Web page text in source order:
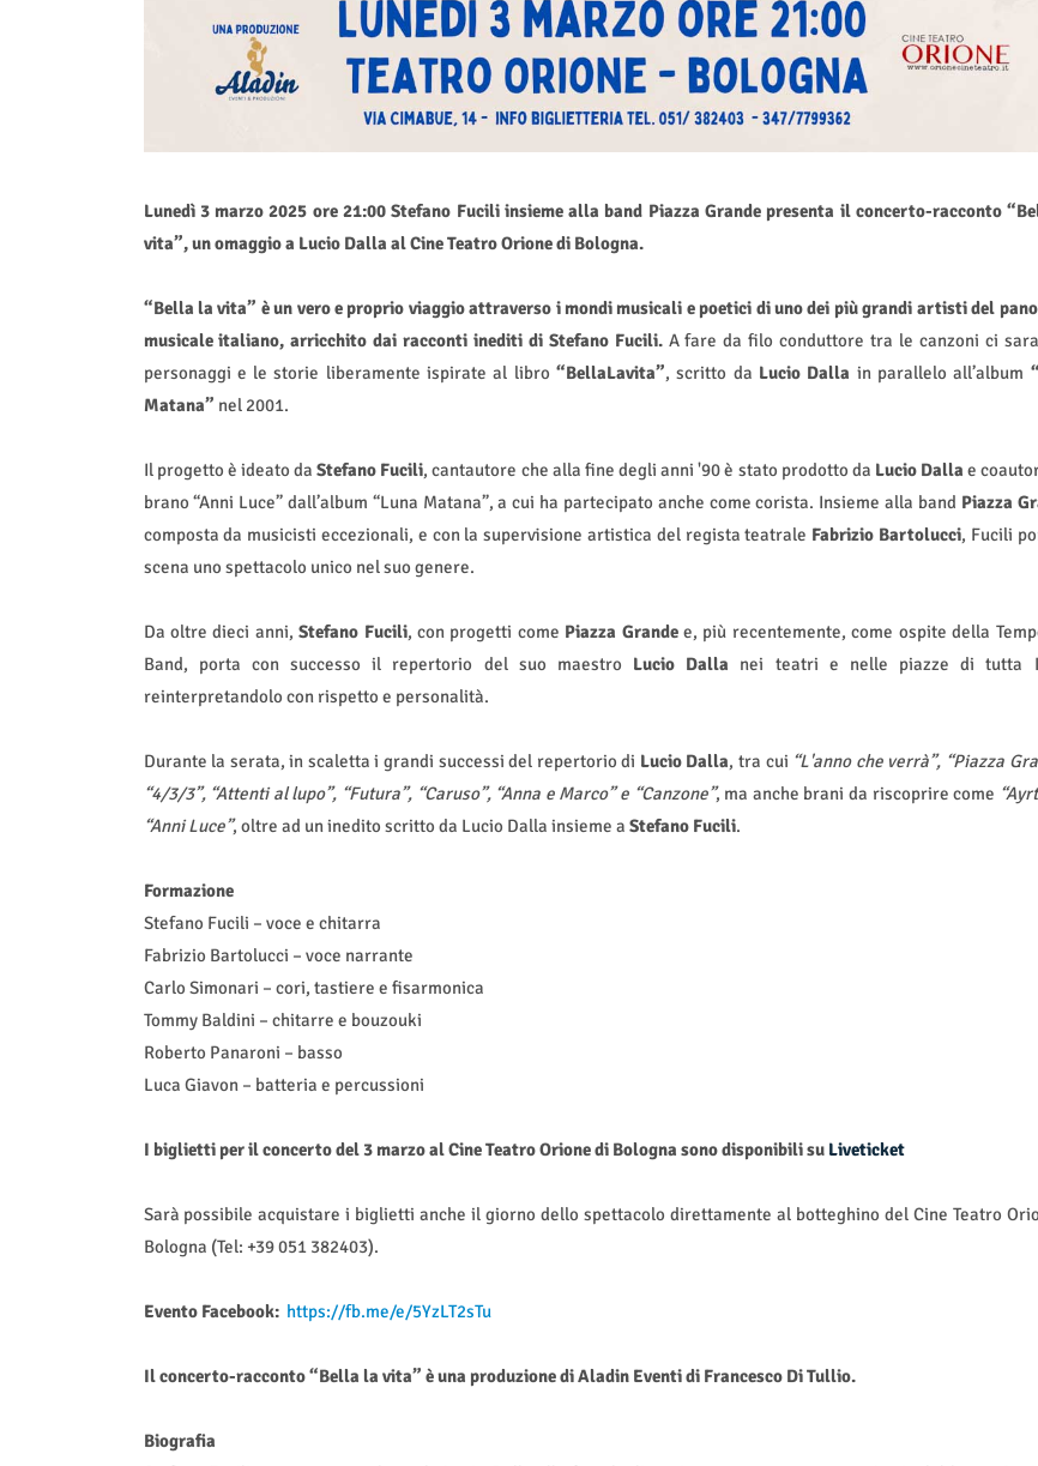
Lunedì 3 marzo 2025 ore 21:00 Stefano Fucili insieme alla band Piazza Grande presenta il concerto-racconto
vita”, un omaggio a Lucio Dalla al Cine Teatro Orione di Bologna.
“Bella la vita” è un vero e proprio viaggio attraverso i mondi musicali e poetici di uno dei più grandi artisti del
musicale italiano, arricchito dai racconti inediti di Stefano Fucili.A fare da filo conduttore tra le canzoni ci
personaggi e le storie liberamente ispirate al libro “BellaLavita”, scritto da Lucio Dalla in parallelo all’album
Matana” nel 2001.
Il progetto è ideato daStefano Fucili, cantautore che alla fine degli anni '90 è stato prodotto da Lucio Dalla e
brano “Anni Luce” dall’album “Luna Matana”, a cui ha partecipato anche come corista. Insieme alla band Piazza
composta da musicisti eccezionali, e con la supervisione artistica del regista teatrale Fabrizio Bartolucci, Fucili
scena uno spettacolo unico nel suo genere.
Da oltre dieci anni,Stefano Fucili, con progetti come Piazza Grandee, più recentemente, come ospite della
Band, porta con successo il repertorio del suo maestro Lucio Dalla nei teatri e nelle piazze di tutta
reinterpretandolo con rispetto e personalità.
Durante la serata, in scaletta i grandi successi del repertorio di Lucio Dalla, tra cui “L'anno che verrà”, “Piazza
“4/3/3”, “Attenti al lupo”, “Futura”, “Caruso”, “Anna e Marco” e “Canzone”, ma anche brani da riscoprire come
“Anni Luce”, oltre ad un inedito scritto da Lucio Dalla insieme a Stefano Fucili.
Formazione
Stefano Fucili – voce e chitarra
Fabrizio Bartolucci – voce narrante
Carlo Simonari – cori, tastiere e fisarmonica
Tommy Baldini – chitarre e bouzouki
Roberto Panaroni – basso
Luca Giavon – batteria e percussioni
I biglietti per il concerto del 3 marzo al Cine Teatro Orione di Bologna sono disponibili su Liveticket
Sarà possibile acquistare i biglietti anche il giorno dello spettacolo direttamente al botteghino del Cine Teatro
Bologna (Tel: +39 051 382403).
Evento Facebook: https://fb.me/e/5YzLT2sTu
Il concerto-racconto “Bella la vita” è una produzione di Aladin Eventi di Francesco Di Tullio.
Biografia